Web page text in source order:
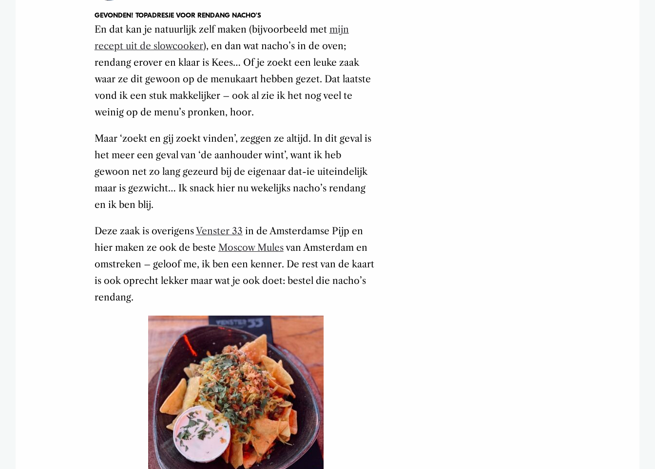
GEVONDEN! TOPADRESJE VOOR RENDANG NACHO’S
En dat kan je natuurlijk zelf maken (bijvoorbeeld met mijn
recept uit de slowcooker), en dan wat nacho’s in de oven;
rendang erover en klaar is Kees… Of je zoekt een leuke zaak
waar ze dit gewoon op de menukaart hebben gezet. Dat laatste
vond ik een stuk makkelijker – ook al zie ik het nog veel te
weinig op de menu’s pronken, hoor.
Maar ‘zoekt en gij zoekt vinden’, zeggen ze altijd. In dit geval is
het meer een geval van ‘de aanhouder wint’, want ik heb
gewoon net zo lang gezeurd bij de eigenaar dat-ie uiteindelijk
maar is gezwicht… Ik snack hier nu wekelijks nacho’s rendang
en ik ben blij.
Deze zaak is overigensVenster 33 in de Amsterdamse Pijp en
hier maken ze ook de beste Moscow Mulesvan Amsterdam en
omstreken – geloof me, ik ben een kenner. De rest van de kaart
is ook oprecht lekker maar wat je ook doet: bestel die nacho’s
rendang.